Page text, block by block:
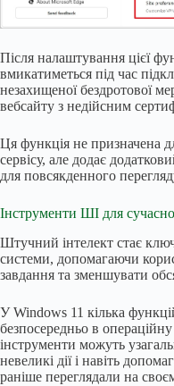
Після налаштування цієї
вмикатиметься під час
незахищеної бездротової
вебсайту з недійсним
Ця функція не призначена
сервісу, але додає
для повсякденного
Інструменти ШІ для
Штучний інтелект стає
системи, допомагаючи
завдання та зменшувати
У Windows 11 кілька
безпосередньо в
інструменти можуть
невеликі дії і навіть
раніше переглядали на